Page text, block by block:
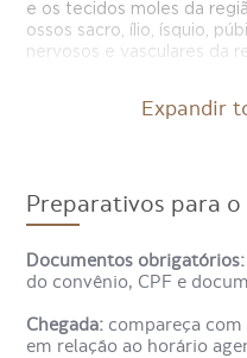
e os tecidos moles da
ossos sacro, ílio, ísquio,
nervosos e vasculares da
Outras indicações para
tumores primários ou
Como é feito o
Ressonância
Expandir
Preparativos para o
Documentos obrigatórios:
do convênio, CPF e
Chegada: compareça
em relação ao horário